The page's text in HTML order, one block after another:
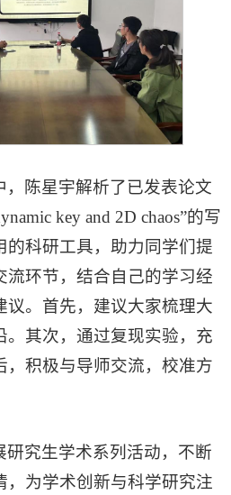
，陈星宇解析了已发表论文
key and 2D chaos”的写
的科研工具，助力同学们提
流环节，结合自己的学习经
议。首先，建议大家梳理大
。其次，通过复现实验，充
，积极与导师交流，校准方
研究生学术系列活动，不断
，为学术创新与科学研究注